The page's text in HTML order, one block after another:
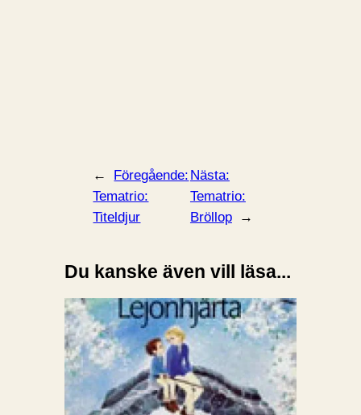
←
Föregående:
Tematrio:
Titeldjur
Nästa:
Tematrio:
Bröllop
→
Du kanske även vill läsa...